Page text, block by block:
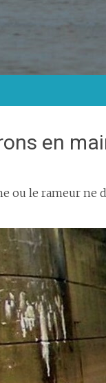
en
ou le rameur ne